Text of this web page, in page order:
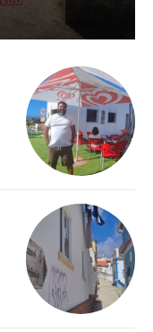
exclusivos e versões